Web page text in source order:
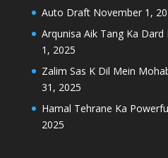
Auto Draft November 1,
Arqunisa Aik Tang Ka
1, 2025
Zalim Sas K Dil Mein
31, 2025
Hamal Tehrane Ka
2025